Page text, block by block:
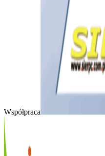
Współpraca